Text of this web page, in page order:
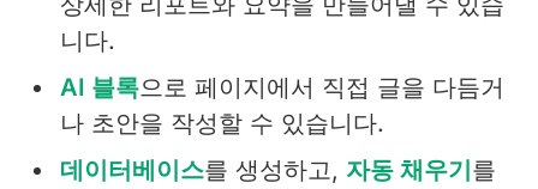
니다.
AI 블록으로 페이지에서 직접 글을 다듬거
나 초안을 작성할 수 있습니다.
데이터베이스를 생성하고, 자동 채우기를